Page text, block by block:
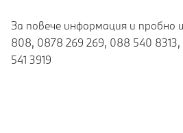
За повече информация и пробно
808, 0878 269 269, 088 540
541 3919